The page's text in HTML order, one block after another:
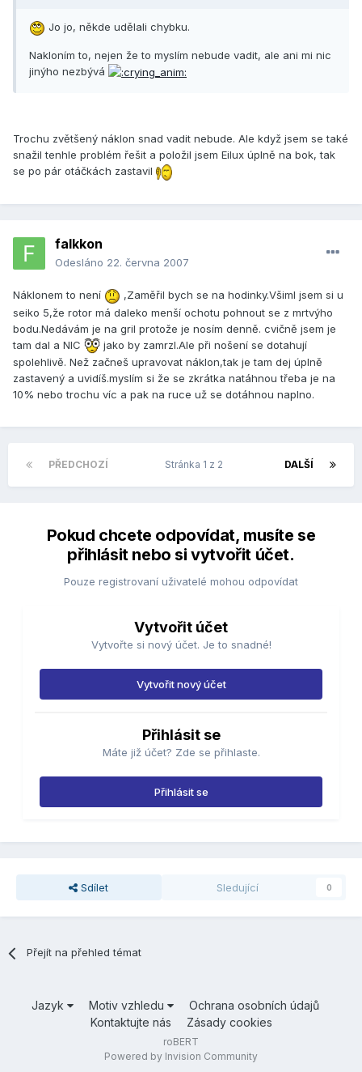
Jo jo, někde udělali chybku.
Nakloním to, nejen že to myslím nebude vadit, ale ani mi nic
jinýho nezbývá
Trochu zvětšený náklon snad vadit nebude. Ale když jsem se také
snažil tenhle problém řešit a položil jsem Eilux úplně na bok, tak
se po pár otáčkách zastavil
falkkon
Odesláno 22. června 2007
Náklonem to není
,Zaměřil bych se na hodinky.Všiml jsem si u
seiko 5,že rotor má daleko menší ochotu pohnout se z mrtvýho
bodu.Nedávám je na gril protože je nosím denně. cvičně jsem je
tam dal a NIC
jako by zamrzl.Ale při nošení se dotahují
spolehlivě. Než začneš upravovat náklon,tak je tam dej úplně
zastavený a uvidíš.myslím si že se zkrátka natáhnou třeba je na
10% nebo trochu víc a pak na ruce už se dotáhnou naplno.
PŘEDCHOZÍ DALŠÍ
Stránka 1 z 2
Pokud chcete odpovídat, musíte se
přihlásit nebo si vytvořit účet.
Pouze registrovaní uživatelé mohou odpovídat
Vytvořit účet
Vytvořte si nový účet. Je to snadné!
Vytvořit nový účet
Přihlásit se
Máte již účet? Zde se přihlaste.
Přihlásit se
Sdílet Sledující 0
Přejít na přehled témat
Jazyk Motiv vzhledu
Ochrana osobních údajů
Kontaktujte nás
Zásady cookies
roBERT
Powered by Invision Community